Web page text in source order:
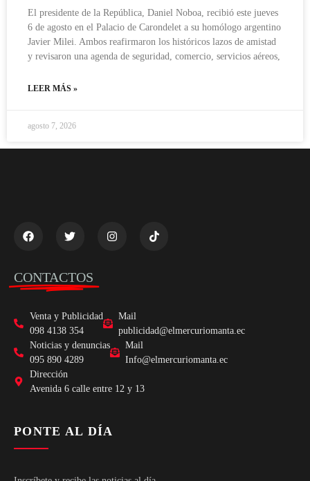
El presidente de la República, Daniel Noboa, recibió este jueves
6 de agosto en el Palacio de Carondelet a su homólogo argentino
Javier Milei. Ambos reafirmaron los históricos lazos de amistad
y revisaron una agenda de seguridad, comercio, servicios aéreos,
LEER MÁS »
agosto 7, 2026
CONTACTOS
Venta y Publicidad
098 4138 354
Mail
publicidad@elmercuriomanta.ec
Noticias y denuncias
095 890 4289
Mail
Info@elmercuriomanta.ec
Dirección
Avenida 6 calle entre 12 y 13
PONTE AL DÍA